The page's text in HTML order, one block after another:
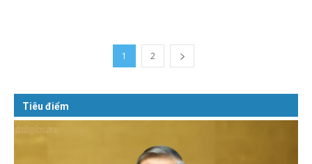
1 2
Tiêu điểm